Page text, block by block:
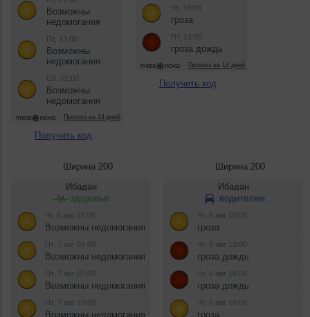
Получить код
Получить код
Ширина 200 Ширина 200